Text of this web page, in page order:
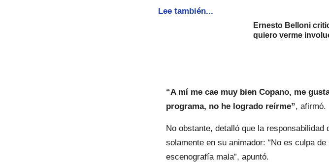
Lee también...
Ernesto Belloni
quiero verme
“A mí me cae muy bien Copano, me
programa, no he logrado reírme”, afirmó.
No obstante, detalló que la responsabilidad
solamente en su animador: “No es culpa
escenografía mala”, apuntó.